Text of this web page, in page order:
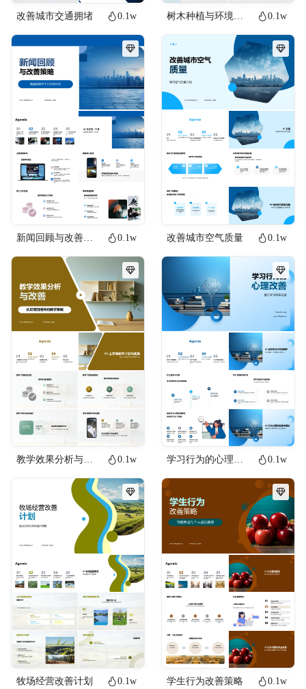
改善城市交通拥堵 0.1w 0.1w
0.1w 改善城市空气质量 0.1w
教学效果分析与改善 0.1w 学习行为的心理改善 0.1w
牧场经营改善计划 0.1w 学生行为改善策略 0.1w